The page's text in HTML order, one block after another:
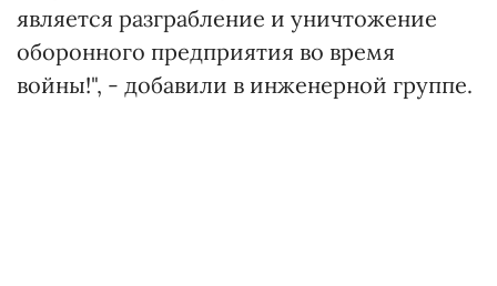
является разграбление и уничтожение
оборонного предприятия во время
войны!", - добавили в инженерной группе.